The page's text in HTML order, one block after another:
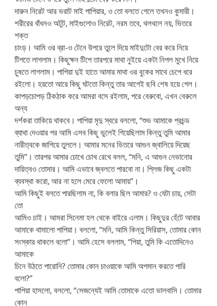
দারুন নিরেট আর ভরাট মাই পাপিয়ার, ও তো বলতে গেলে তখনও কুমারী।
শরীরের বাঁধনও অটুট, মাইগুলোও নিরেট, নরম তবে, থলথলে নয়, ভিতরে
শক্ত
চাংড়। আমি ওর ব্রা-ও টেনে উপরে তুলে দিয়ে মাইদুটো বের করে নিয়ে
টিপতে লাগলাম। কিছুক্ষন টিপে তারপরে মাথা নুইয়ে একটা নিপল মুখে নিয়ে
চুষতে লাগলাম। পাপিয়া দুই হাতে আমার মাথা ওর বুকের সাথে চেপে ধরে
রইলো। হয়তো আরে কিছু ঘটতো কিন্তু তার আগেই ছবি শেষ হয়ে গেল।
কাপড়চোপড় ঠিকঠাক করে আমরা বসে রইলাম, পরে বেরুবো, এখন বেরুলে
অন্য
দর্শকরা তাকিয়ে থাকবে। পাপিয়া মৃদু স্বরে বললো, “শুভ আমাকে প্রচন্ড
ব্যাথা দেওয়ার পর আমি এসব কিছু ভুলেই গিয়েছিলাম কিন্তু তুমি আমার
নারীত্বকে জাগিয়ে তুললে। আমার মনের ভিতরে আগুন জ্বালিয়ে দিয়েছ
তুমি”। তারপর আমার চোখে চোখ রেখে বলল, “মনি, এ আগুন নেভানোর
দায়িত্বও তোমার। আমি এভাবে জ্বলতে পারবো না। প্লিজ কিছু একটা
ব্যবস্থা করো, আর না হলে মেরে ফেলো আমায়”।
আমি কিছুই বলতে পারছিলাম না, কি বলার ছিল আমার? ও যেটা চায়, সেটা
তো
আমিও চাই। আমরা সিনেমা হল থেকে বাইরে এলাম। কিছুদুর হেঁটে আবার
আমাকে থামালো পাপিয়া। বললো, “মনি, আমি কিন্তু সিরিয়াস, তোমার কোন
সংস্কার থাকলে বলো”। আমি হেসে বললাম, “পিয়া, তুমি কি এতোদিনেও
আমাকে
চিনে উঠতে পারোনি? তোমার কোন চাওয়াকে আমি অপমান করতে পারি
বলো?”
পাপিয়া হাসলো, বললো, “সেজন্যেই আমি তোমাকে এতো ভালবাসি। তোমার
কোন